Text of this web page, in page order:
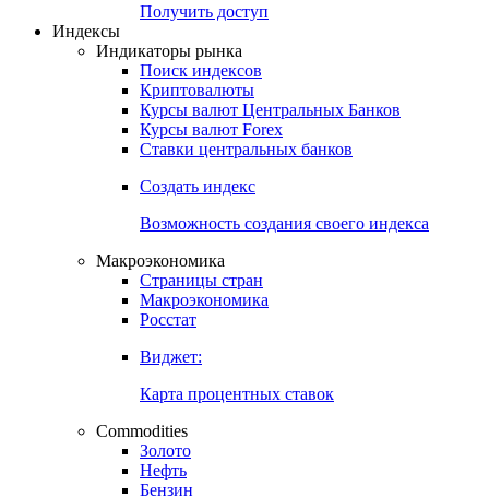
Попробуйте7-дневный
Откройте глобальную базу данных
Получить доступ
Индикаторы рынка
Поиск индексов
Курсы валют Центральных Банков
Ставки центральных банков
Создать индекс
Возможность создания своего индекса
Страницы стран
Росстат
Виджет:
Карта процентных ставок